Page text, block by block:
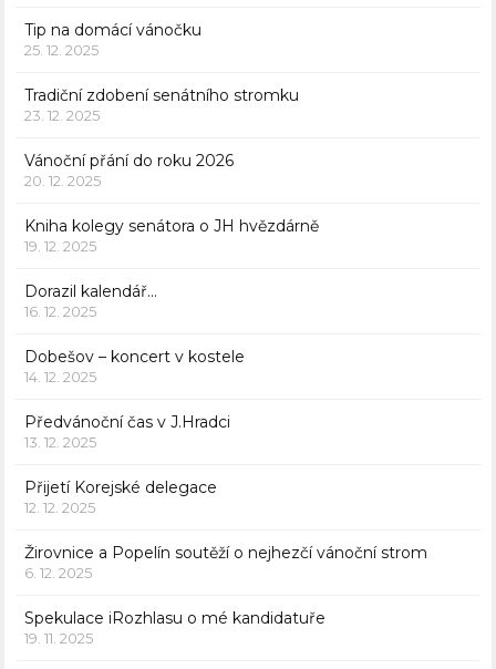
Tip na domácí vánočku
25. 12. 2025
Tradiční zdobení senátního stromku
23. 12. 2025
Vánoční přání do roku 2026
20. 12. 2025
Kniha kolegy senátora o JH hvězdárně
19. 12. 2025
Dorazil kalendář…
16. 12. 2025
Dobešov – koncert v kostele
14. 12. 2025
Předvánoční čas v J.Hradci
13. 12. 2025
Přijetí Korejské delegace
12. 12. 2025
Žirovnice a Popelín soutěží o nejhezčí vánoční strom
6. 12. 2025
Spekulace iRozhlasu o mé kandidatuře
19. 11. 2025